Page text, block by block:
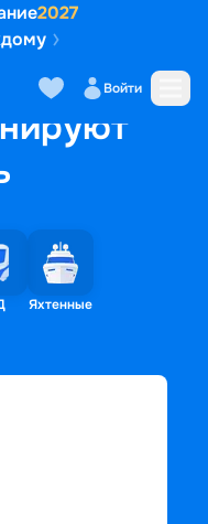
2027
Войти
Яхтенные